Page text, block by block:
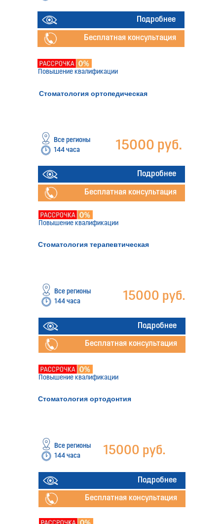
Бесплатная консультация
Стоматология ортопедическая
144 часа 15000 руб.
Все регионы
Повышение квалификации
Бесплатная консультация
Стоматология терапевтическая
144 часа 15000 руб.
Все регионы
Повышение квалификации
Бесплатная консультация
Стоматология ортодонтия
144 часа 15000 руб.
Все регионы
Бесплатная консультация
Повышение квалификации
Подробнее
Подробнее
Подробнее
Подробнее